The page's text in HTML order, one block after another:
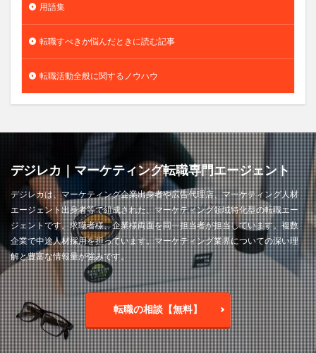
用語集
転職すべきか悩んだときに読む記事
転職活動全般に関するノウハウ
デジレカ｜マーケティング転職専門エージェント
デジレカは、マーケティング企業出身者や広告代理店、マーケティング人材
エージェント出身者等で組成された、マーケティング領域特化型の転職エー
ジェントです。求職者様、企業様両面を同一担当者が担当しています。複数
企業で中途人材採用を担っています。マーケティング業界についての深い理
解と豊富な情報量が強みです。
転職の相談【無料】